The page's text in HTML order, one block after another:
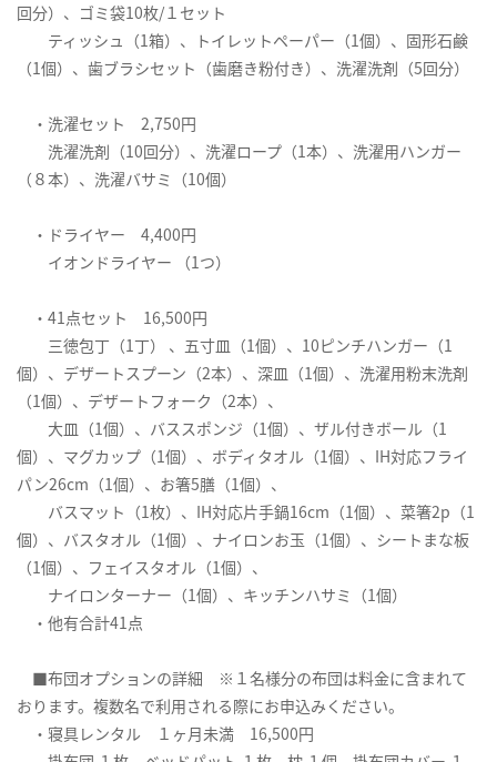
回分）、ゴミ袋10枚/１セット
ティッシュ（1箱）、トイレットペーパー（1個）、固形石鹸
（1個）、歯ブラシセット（歯磨き粉付き）、洗濯洗剤（5回分）
・洗濯セット 2,750円
洗濯洗剤（10回分）、洗濯ロープ（1本）、洗濯用ハンガー
（８本）、洗濯バサミ（10個）
・ドライヤー 4,400円
イオンドライヤー （1つ）
・41点セット 16,500円
三徳包丁（1丁） 、五寸皿（1個）、10ピンチハンガー（1
個）、デザートスプーン（2本）、深皿（1個）、洗濯用粉末洗剤
（1個）、デザートフォーク（2本）、
大皿（1個）、バススポンジ（1個）、ザル付きボール（1
個）、マグカップ（1個）、ボディタオル（1個）、IH対応フライ
パン26cm（1個）、お箸5膳（1個）、
バスマット（1枚）、IH対応片手鍋16cm（1個）、菜箸2p（1
個）、バスタオル（1個）、ナイロンお玉（1個）、シートまな板
（1個）、フェイスタオル（1個）、
ナイロンターナー（1個）、キッチンハサミ（1個）
・他有合計41点
■布団オプションの詳細 ※１名様分の布団は料金に含まれて
おります。複数名で利用される際にお申込みください。
・寝具レンタル １ヶ月未満 16,500円